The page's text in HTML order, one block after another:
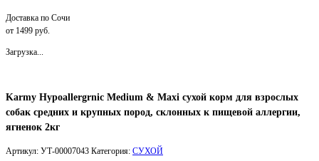
Доставка по Сочи
от 1499 руб.
Загрузка...
Karmy Hypoallergrnic Medium & Maxi сухой корм для взрослых
собак средних и крупных пород, склонных к пищевой аллергии,
ягненок 2кг
Артикул: УТ-00007043 Категория: СУХОЙ